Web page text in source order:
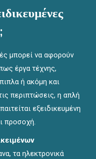
μπορεί να αφορούν
έργα τέχνης,
ή ακόμη και
περιπτώσεις, η απλή
εξειδικευμένη
προσοχή.
τα ηλεκτρονικά